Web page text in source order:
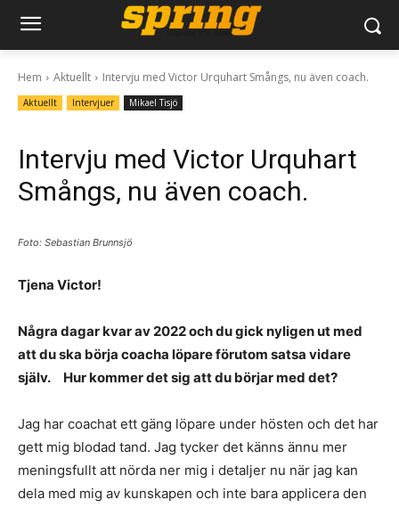
Hem Aktuellt Intervju med Victor Urquhart Smångs, nu även coach.
Aktuellt Intervjuer Mikael Tisjö
Intervju med Victor Urquhart
Smångs, nu även coach.
Foto: Sebastian Brunnsjö
Tjena Victor!
Några dagar kvar av 2022 och du gick nyligen ut med
att du ska börja coacha löpare förutom satsa vidare
själv. Hur kommer det sig att du börjar med det?
Jag har coachat ett gäng löpare under hösten och det har
gett mig blodad tand. Jag tycker det känns ännu mer
meningsfullt att nörda ner mig i detaljer nu när jag kan
dela med mig av kunskapen och inte bara applicera den